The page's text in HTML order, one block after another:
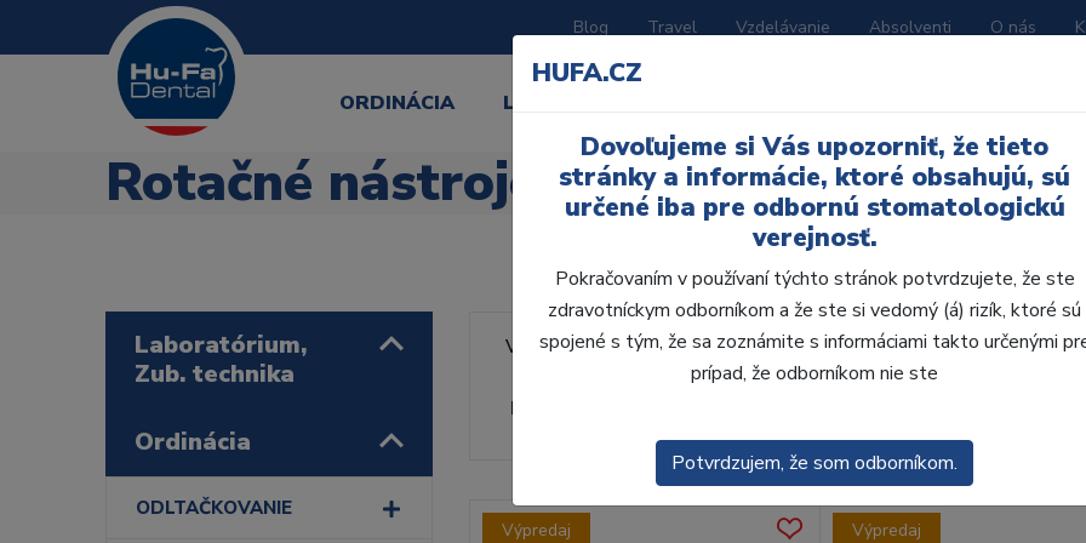
Blog Travel Vzdelávanie Absolventi O nás
ORDINÁCIA LABORATÓRIUM
Rotačné nástroje
Laboratórium,
Zub. technika
Ordinácia
ODLTAČKOVANIE
Výrobca:
Radenie
Výpredaj Výpredaj
HUFA.CZ
Dovoľujeme si Vás upozorniť, že tieto
stránky a informácie, ktoré obsahujú, sú
určené iba pre odbornú stomatologickú
verejnosť.
Pokračovaním v používaní týchto stránok potvrdzujete, že ste
zdravotníckym odborníkom a že ste si vedomý (á) rizík, ktoré sú
spojené s tým, že sa zoznámite s informáciami takto určenými
prípad, že odborníkom nie ste
Potvrdzujem, že som odborníkom.